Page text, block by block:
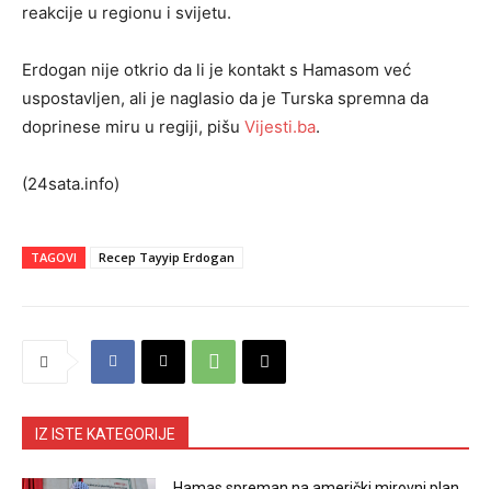
reakcije u regionu i svijetu.
Erdogan nije otkrio da li je kontakt s Hamasom već
uspostavljen, ali je naglasio da je Turska spremna da
doprinese miru u regiji, pišu Vijesti.ba.
(24sata.info)
TAGOVI Recep Tayyip Erdogan
IZ ISTE KATEGORIJE